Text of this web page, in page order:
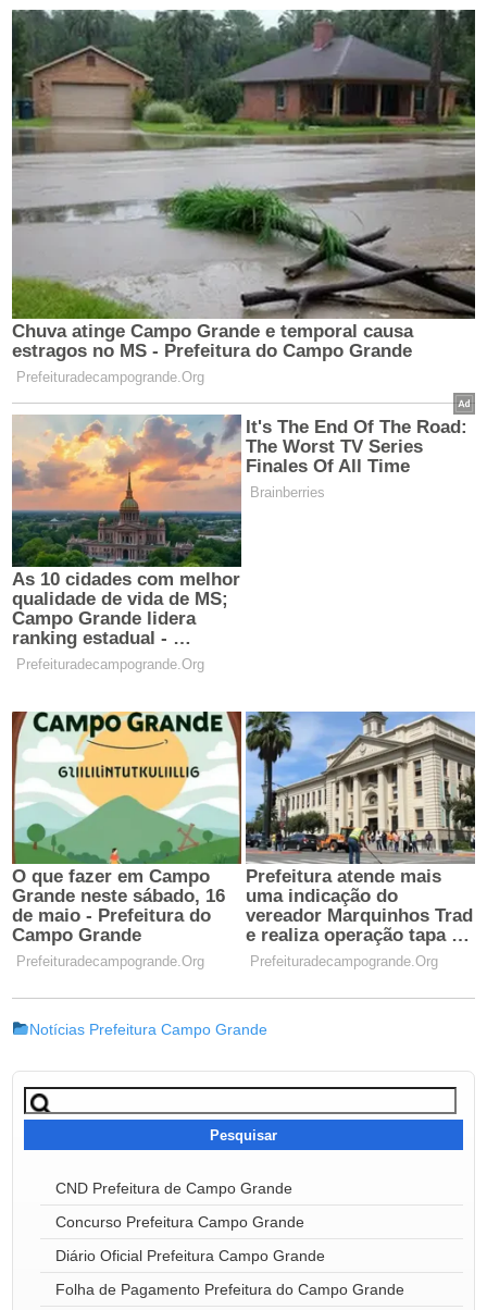
Notícias Prefeitura Campo Grande
Pesquisar
por:
CND Prefeitura de Campo Grande
Concurso Prefeitura Campo Grande
Diário Oficial Prefeitura Campo Grande
Folha de Pagamento Prefeitura do Campo Grande